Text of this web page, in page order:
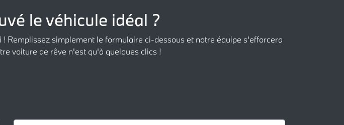
le véhicule idéal ?
Remplissez simplement le formulaire ci-dessous et notre équipe s'efforcera
voiture de rêve n'est qu'à quelques clics !